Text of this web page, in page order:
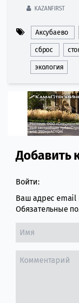
KAZANFIRST
Аксубаево
сброс
экология
Добавить
Войти:
Ваш адрес email
Обязательные